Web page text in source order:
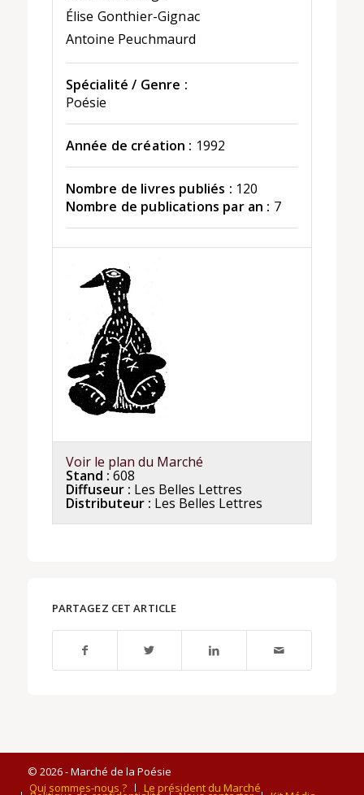
Élise Gonthier-Gignac
Antoine Peuchmaurd
Spécialité / Genre :
Poésie
Année de création : 1992
Nombre de livres publiés : 120
Nombre de publications par an : 7
Voir le plan du Marché
Stand : 608
Diffuseur : Les Belles Lettres
Distributeur : Les Belles Lettres
PARTAGEZ CET ARTICLE
© 2026 - Marché de la Poésie
Qui sommes-nous ?
Le président du Marché